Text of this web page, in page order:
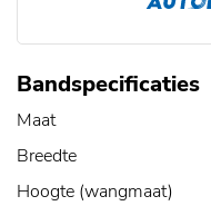
Bandspecificaties
Maat
Breedte
Hoogte (wangmaat)